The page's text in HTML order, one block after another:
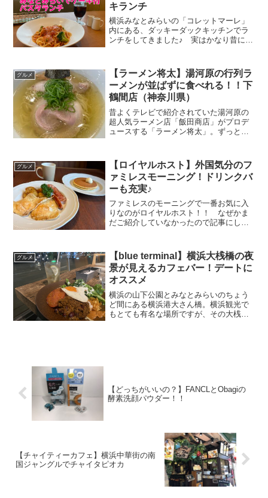
キランチ
横浜みなとみらいの「コレットマーレ」
内にある、ダッキーダックキッチンでラ
ンチをしてきました♪ 実はかなり昔に都
という印象だったのですが、１０年ぶり
くらいに行ってみたら、...
グルメ
【ラーメン将太】湯河原の行列ラ
ーメンが並ばずに食べれる！！下
鶴間店（神奈川県）
昔よくテレビで紹介されていた湯河原の
超人気ラーメン店「飯田商店」がプロデ
ュースする「ラーメン将太」。ずっと気
月追記） (adsbygoogle = window.ad...
グルメ
【ロイヤルホスト】外国気分のフ
ァミレスモーニング！ドリンクバ
ーも充実♪
ファミレスのモーニングで一番お気に入
りなのがロイヤルホスト！！ なぜかま
だご紹介していなかったので記事にして
ルホスト ロ...
グルメ
【blue terminal】横浜大桟橋の夜
景が見えるカフェバー！デートに
オススメ
横浜の山下公園とみなとみらいのちょう
ど間にある横浜港大さん橋。横浜観光で
もとても有名な場所ですが、その大桟橋
【どっちがいいの？】FANCLとObagiの
酵素洗顔パウダー！！
【チャイティーカフェ】横浜中華街の南
国ジャングルでチャイタピオカ